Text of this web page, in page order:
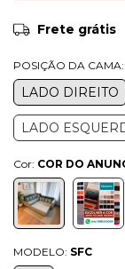
Frete grátis
POSIÇÃO DA CAMA::
LADO DIREITO
LADO
Cor: COR DO
MODELO: SFC